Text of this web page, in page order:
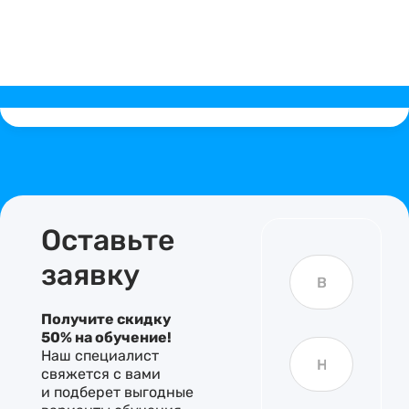
Оставьте
заявку
Получите скидку
50% на обучение!
Наш специалист
свяжется с вами
и подберет выгодные
И
м
я
r
l
r
Т
е
л